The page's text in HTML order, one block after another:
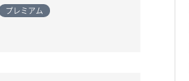
プレミアム